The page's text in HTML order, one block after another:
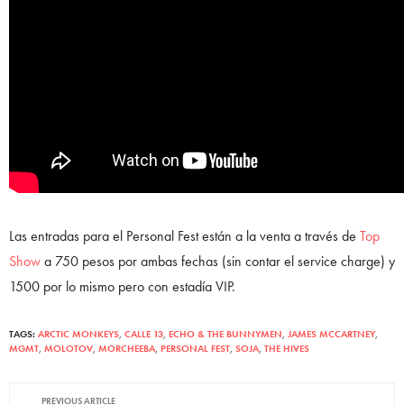
Las entradas para el Personal Fest están a la venta a través de Top
Showa 750 pesos por ambas fechas (sin contar el service charge) y
1500 por lo mismo pero con estadía VIP.
TAGS: ARCTIC MONKEYS, CALLE 13, ECHO & THE BUNNYMEN, JAMES MCCARTNEY,
MGMT, MOLOTOV, MORCHEEBA, PERSONAL FEST, SOJA, THE HIVES
PREVIOUS ARTICLE